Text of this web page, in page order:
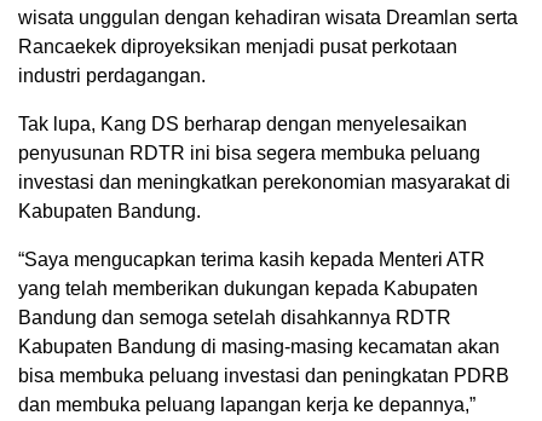
wisata unggulan dengan kehadiran wisata Dreamlan serta
Rancaekek diproyeksikan menjadi pusat perkotaan
industri perdagangan.
Tak lupa, Kang DS berharap dengan menyelesaikan
penyusunan RDTR ini bisa segera membuka peluang
investasi dan meningkatkan perekonomian masyarakat di
Kabupaten Bandung.
“Saya mengucapkan terima kasih kepada Menteri ATR
yang telah memberikan dukungan kepada Kabupaten
Bandung dan semoga setelah disahkannya RDTR
Kabupaten Bandung di masing-masing kecamatan akan
bisa membuka peluang investasi dan peningkatan PDRB
dan membuka peluang lapangan kerja ke depannya,”